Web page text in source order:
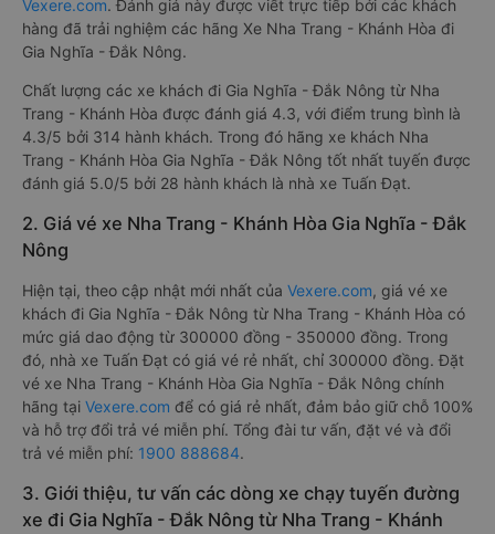
Vexere.com. Đánh giá này được viết trực tiếp bởi các khách
hàng đã trải nghiệm các hãng Xe Nha Trang - Khánh Hòa đi
Gia Nghĩa - Đắk Nông.
Chất lượng các xe khách đi Gia Nghĩa - Đắk Nông từ Nha
Trang - Khánh Hòa được đánh giá 4.3, với điểm trung bình là
4.3/5 bởi 314 hành khách. Trong đó hãng xe khách Nha
Trang - Khánh Hòa Gia Nghĩa - Đắk Nông tốt nhất tuyến được
đánh giá 5.0/5 bởi 28 hành khách là nhà xe Tuấn Đạt.
2. Giá vé xe Nha Trang - Khánh Hòa Gia Nghĩa - Đắk
Nông
Hiện tại, theo cập nhật mới nhất của Vexere.com, giá vé xe
khách đi Gia Nghĩa - Đắk Nông từ Nha Trang - Khánh Hòa có
mức giá dao động từ 300000 đồng - 350000 đồng. Trong
đó, nhà xe Tuấn Đạt có giá vé rẻ nhất, chỉ 300000 đồng. Đặt
vé xe Nha Trang - Khánh Hòa Gia Nghĩa - Đắk Nông chính
hãng tại Vexere.com để có giá rẻ nhất, đảm bảo giữ chỗ 100%
và hỗ trợ đổi trả vé miễn phí. Tổng đài tư vấn, đặt vé và đổi
trả vé miễn phí: 1900 888684.
3. Giới thiệu, tư vấn các dòng xe chạy tuyến đường
xe đi Gia Nghĩa - Đắk Nông từ Nha Trang - Khánh